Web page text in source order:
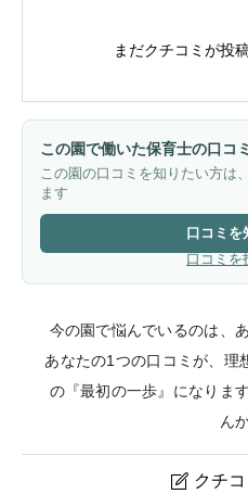
まだクチコミが投
この園で働いた保育士の口コ
この園の口コミを知りたい方は
ます
口コミを
口コミを
今の園で悩んでいるのは、
あなたの1つの口コミが、理
の『最初の一歩』になりま
ん
 クチ